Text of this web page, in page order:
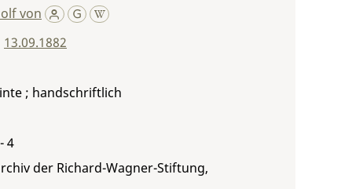
von
13.09.1882
; handschriftlich
4
der Richard-Wagner-Stiftung,